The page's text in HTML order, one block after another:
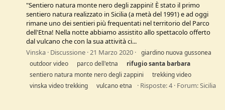
"Sentiero natura monte nero degli zappini! È stato il primo
sentiero natura realizzato in Sicilia (a metà del 1991) e ad oggi
rimane uno dei sentieri più frequentati nel territorio del Parco
dell'Etna! Nella notte abbiamo assistito allo spettacolo offerto
dal vulcano che con la sua attività ci...
Vinska Discussione 21 Marzo 2020
giardino nuova gussonea
outdoor video
parco dell'etna rifugiosanta barbara
sentiero natura monte nero degli zappini
trekking video
vinska video trekking
vulcano etna Risposte: 4 Forum:Sicilia